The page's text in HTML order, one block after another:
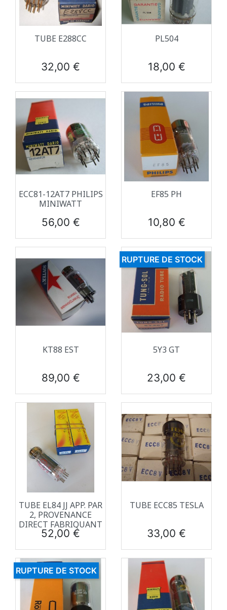
TUBE E288CC
Prix
32,00 €
PL504
Prix
18,00 €
ECC81-12AT7 PHILIPS
MINIWATT
Prix
56,00 €
EF85 PH
Prix
10,80 €
KT88 EST
Prix
89,00 €
5Y3 GT
Prix
23,00 €
RUPTURE DE STOCK
TUBE EL84 JJ APP. PAR
2, PROVENANCE
DIRECT FABRIQUANT
Prix
52,00 €
TUBE ECC85 TESLA
Prix
33,00 €
RUPTURE DE STOCK